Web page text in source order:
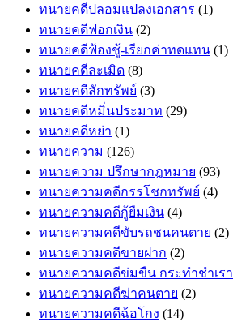
ทนายคดีปลอมแปลงเอกสาร (1)
ทนายคดีฟอกเงิน (2)
ทนายคดีฟ้องชู้-เรียกค่าทดแทน (1)
ทนายคดีละเมิด (8)
ทนายคดีลักทรัพย์ (3)
ทนายคดีหมิ่นประมาท (29)
ทนายคดีหย่า (1)
ทนายความ (126)
ทนายความ ปรึกษากฎหมาย (93)
ทนายความคดีกรรโชกทรัพย์ (4)
ทนายความคดีกู้ยืมเงิน (4)
ทนายความคดีขับรถชนคนตาย (2)
ทนายความคดีขายฝาก (2)
ทนายความคดีข่มขืน กระทำชำเรา
ทนายความคดีฆ่าคนตาย (2)
ทนายความคดีฉ้อโกง (14)